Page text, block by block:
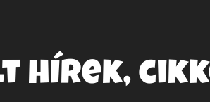
hírek,